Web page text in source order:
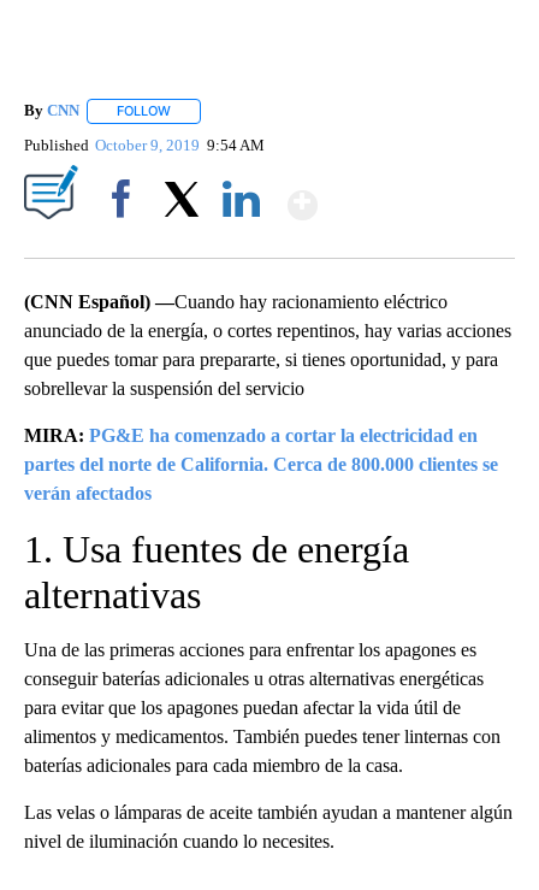
By CNN FOLLOW
Published October 9, 2019 9:54 AM
(CNN Español) —Cuando hay racionamiento eléctrico
anunciado de la energía, o cortes repentinos, hay varias acciones
que puedes tomar para prepararte, si tienes oportunidad, y para
sobrellevar la suspensión del servicio
MIRA: PG&E ha comenzado a cortar la electricidad en
partes del norte de California. Cerca de 800.000 clientes se
verán afectados
1. Usa fuentes de energía
alternativas
Una de las primeras acciones para enfrentar los apagones es
conseguir baterías adicionales u otras alternativas energéticas
para evitar que los apagones puedan afectar la vida útil de
alimentos y medicamentos. También puedes tener linternas con
baterías adicionales para cada miembro de la casa.
Las velas o lámparas de aceite también ayudan a mantener algún
nivel de iluminación cuando lo necesites.